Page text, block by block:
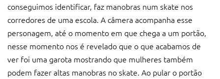
conseguimos identificar, faz manobras num skate nos
corredores de uma escola. A câmera acompanha esse
personagem, até o momento em que chega a um portão,
nesse momento nos é revelado que o que acabamos de
ver foi uma garota mostrando que mulheres também
podem fazer altas manobras no skate. Ao pular o portão